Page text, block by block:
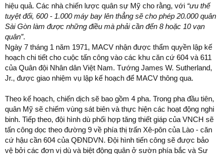
hiệu quả. Các nhà chiến lược quân sự Mỹ cho rằng, với “ưu thế
tuyệt đối, 600 - 1.000 máy bay lên thẳng sẽ cho phép 20.000 quân
Sài Gòn làm được những điều mà phải cần đến 8 hoặc 10 vạn
quân”.
Ngày 7 tháng 1 năm 1971, MACV nhận được thẩm quyền lập kế
hoạch chi tiết cho cuộc tấn công vào các khu căn cứ 604 và 611
của Quân đội Nhân dân Việt Nam. Tướng James W. Sutherland,
Jr., được giao nhiệm vụ lập kế hoạch để MACV thông qua.
Theo kế hoạch, chiến dịch sẽ bao gồm 4 pha. Trong pha đầu tiên,
quân Mỹ sẽ chiếm vùng sát biên và thực hiện các hoạt động nghi
binh. Tiếp theo, đội hình dù phối hợp tăng thiết giáp của VNCH sẽ
tấn công dọc theo đường 9 về phía thị trấn Xê-pôn của Lào - căn
cứ hậu cần 604 của QĐNDVN. Đội hình tiến công sẽ được bảo
vệ bởi các đơn vị dù và biệt động quân ở sườn phía bắc và Sư